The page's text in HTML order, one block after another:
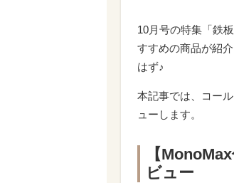
10月号の特集「鉄
すすめの商品が紹
はず♪
本記事では、コー
ューします。
【
ビュー